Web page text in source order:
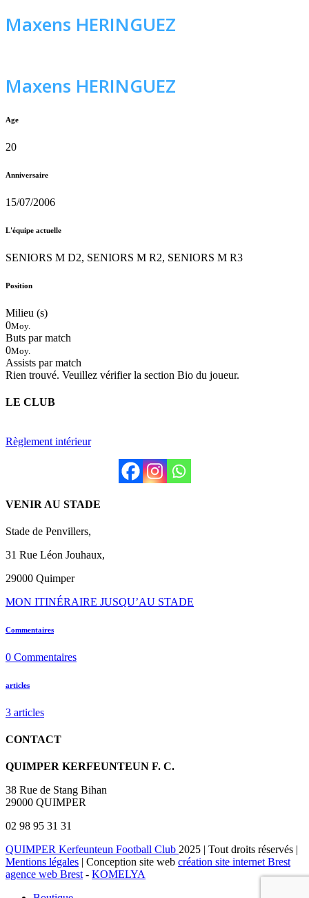
Maxens HERINGUEZ
Maxens HERINGUEZ
Age
20
Anniversaire
15/07/2006
L'équipe actuelle
SENIORS M D2, SENIORS M R2, SENIORS M R3
Position
Milieu (s)
0Moy.
Buts par match
0Moy.
Assists par match
Rien trouvé. Veuillez vérifier la section Bio du joueur.
LE CLUB
Règlement intérieur
VENIR AU STADE
Stade de Penvillers,
31 Rue Léon Jouhaux,
29000 Quimper
MON ITINÉRAIRE JUSQU’AU STADE
Commentaires
0 Commentaires
articles
3 articles
CONTACT
QUIMPER KERFEUNTEUN F. C.
38 Rue de Stang Bihan
29000 QUIMPER
02 98 95 31 31
QUIMPER Kerfeunteun Football Club 2025 | Tout droits réservés |
Mentions légales | Conception site web création site internet Brest
agence web Brest - KOMELYA